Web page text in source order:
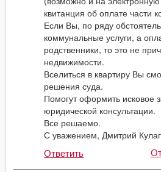
квитанция об оплате части
Если Вы, по ряду
коммунальные услуги, а
родственники, то это не
недвижимости.
Вселиться в квартиру Вы
решения суда.
Помогут оформить исковое
юридической консультации.
Все решаемо.
С уважением, Дмитрий
Ответить